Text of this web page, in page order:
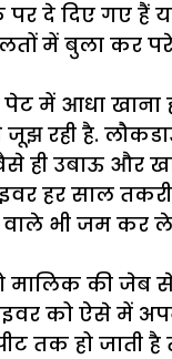
दे दिए गए हैं
में बुला कर
में आधा खाना
जूझ रही है.
वैसे ही उबाऊ
हर साल
भी जम कर
मालिक की जेब
को ऐसे में
तक हो जाती है